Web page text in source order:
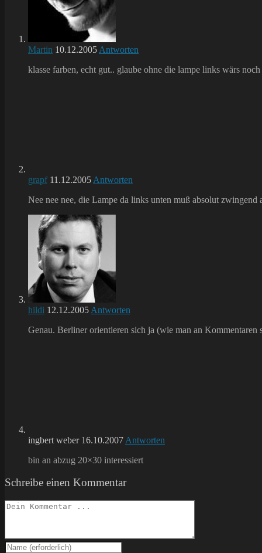
Martin 10.12.2005 Antworten
klasse farben, echt gut.. glaube ohne die lampe links wärs
grapf 11.12.2005 Antworten
Nee nee nee, die Lampe da links unten muß absolut
hildi 12.12.2005 Antworten
Genau. Berliner orientieren sich ja (wie man an Kommentaren
ingbert weber 16.10.2007 Antworten
bin an abzug 20×30 interessiert
Schreibe einen Kommentar
Kommentieren
Gib